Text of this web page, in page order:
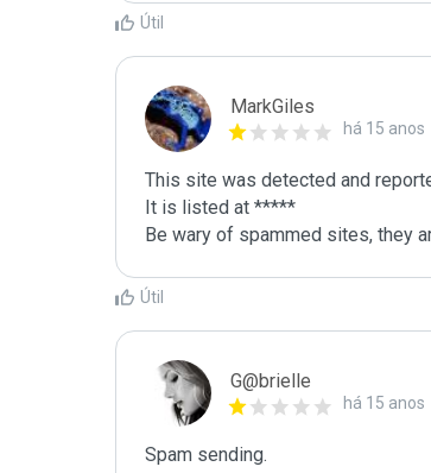
Útil
MarkGiles
há 15 anos
This site was detected and
It is listed at *****
Be wary of spammed sites, they
Útil
G@brielle
há 15 anos
Spam sending.